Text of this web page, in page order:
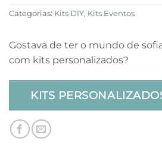
Categorias: Kits DIY, Kits Eventos
Gostava de ter o mundo de
com kits personalizados?